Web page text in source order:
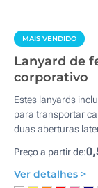
MAIS VENDIDO
Lanyard de
corporativo
Estes lanyards
para transportar
duas aberturas
Preço a partir de:
Ver detalhes >